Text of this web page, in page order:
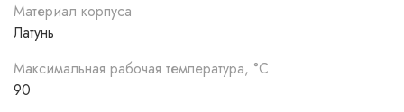
Материал корпуса
Латунь
Максимальная рабочая температура, °С
90